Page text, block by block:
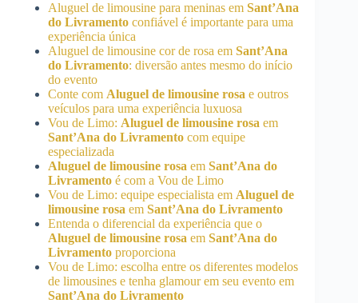
Aluguel de limousine para meninas em Sant’Ana
do Livramento confiável é importante para uma
experiência única
Aluguel de limousine cor de rosa em Sant’Ana
do Livramento: diversão antes mesmo do início
do evento
Conte com Aluguel de limousine rosa e outros
veículos para uma experiência luxuosa
Vou de Limo: Aluguel de limousine rosa em
Sant’Ana do Livramento com equipe
especializada
Aluguel de limousine rosa em Sant’Ana do
Livramento é com a Vou de Limo
Vou de Limo: equipe especialista em Aluguel de
limousine rosa em Sant’Ana do Livramento
Entenda o diferencial da experiência que o
Aluguel de limousine rosa em Sant’Ana do
Livramento proporciona
Vou de Limo: escolha entre os diferentes modelos
de limousines e tenha glamour em seu evento em
Sant’Ana do Livramento